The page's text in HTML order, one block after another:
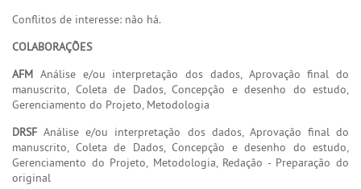
Conflitos de interesse: não há.
COLABORAÇÕES
AFM Análise e/ou interpretação dos dados, Aprovação final do
manuscrito, Coleta de Dados, Concepção e desenho do estudo,
Gerenciamento do Projeto, Metodologia
DRSF Análise e/ou interpretação dos dados, Aprovação final do
manuscrito, Coleta de Dados, Concepção e desenho do estudo,
Gerenciamento do Projeto, Metodologia, Redação - Preparação do
original